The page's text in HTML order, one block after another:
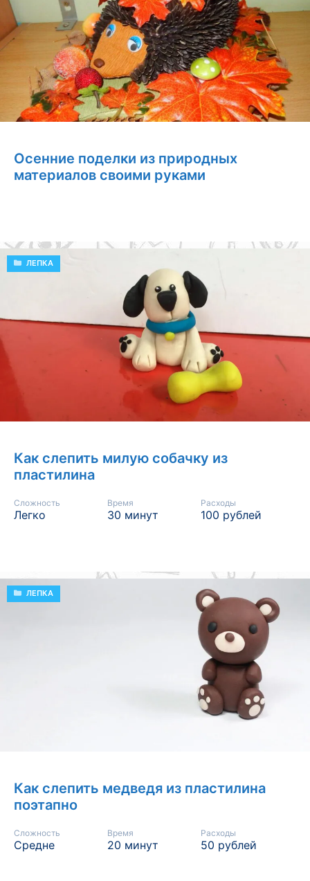
Осенние поделки из природных
материалов своими руками
Как слепить милую собачку из
пластилина
Сложность
Легко
Время
30 минут
Расходы
100 рублей
РУБРИКИ
ЛЕПКА
Как слепить медведя из пластилина
поэтапно
Сложность
Средне
Время
20 минут
Расходы
50 рублей
РУБРИКИ
ЛЕПКА